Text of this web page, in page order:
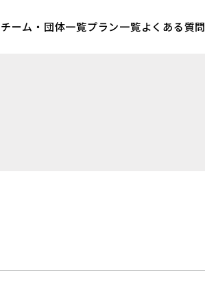
チーム・団体一覧プラン一覧よくある質問